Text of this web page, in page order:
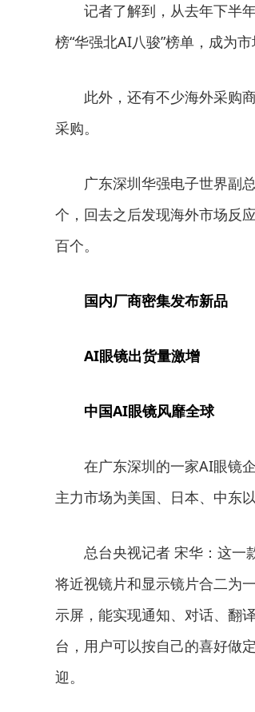
记者了解到，从去年下半年
榜“华强北AI八骏”榜单，成为
此外，还有不少海外采购商
采购。
广东深圳华强电子世界副总
个，回去之后发现海外市场反
百个。
国内厂商密集发布新品
AI眼镜出货量激增
中国AI眼镜风靡全球
在广东深圳的一家AI眼镜企
主力市场为美国、日本、中东
总台央视记者 宋华：这一
将近视镜片和显示镜片合二为
示屏，能实现通知、对话、翻
台，用户可以按自己的喜好做
迎。